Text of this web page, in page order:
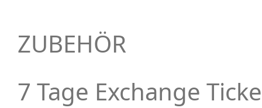
ZUBEHÖR
7 Tage Exchange